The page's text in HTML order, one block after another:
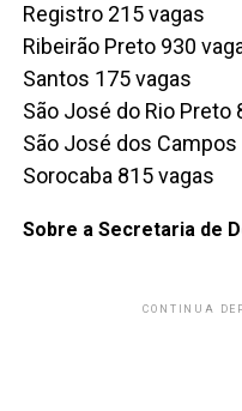
Registro 215 vagas
Ribeirão Preto 930
Santos 175 vagas
São José do Rio Preto
São José dos Campos
Sorocaba 815 vagas
Sobre a Secretaria de
CONTINUA